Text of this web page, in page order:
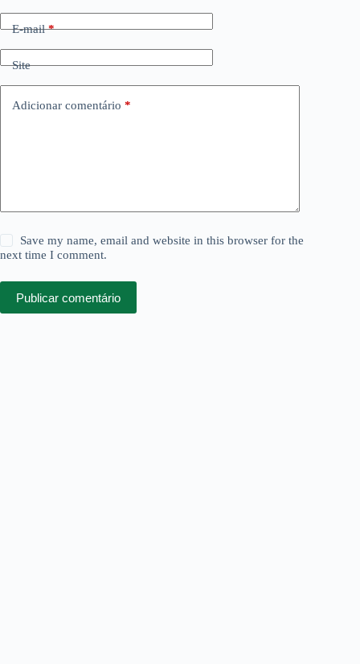
E-mail*
Site
Adicionar comentário *
Save my name, email and website in this browser for the
next time I comment.
Publicar comentário